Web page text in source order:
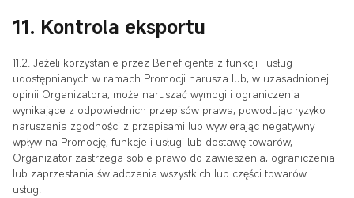
11. Kontrola eksportu
11.2. Jeżeli korzystanie przez Beneficjenta z funkcji i usług
udostępnianych w ramach Promocji narusza lub, w uzasadnionej
opinii Organizatora, może naruszać wymogi i ograniczenia
wynikające z odpowiednich przepisów prawa, powodując ryzyko
naruszenia zgodności z przepisami lub wywierając negatywny
wpływ na Promocję, funkcje i usługi lub dostawę towarów,
Organizator zastrzega sobie prawo do zawieszenia, ograniczenia
lub zaprzestania świadczenia wszystkich lub części towarów i
usług.